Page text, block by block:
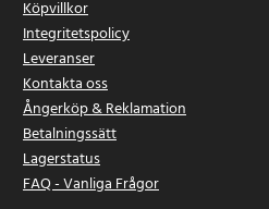
Köpvillkor
Integritetspolicy
Leveranser
Kontakta oss
Ångerköp & Reklamation
Betalningssätt
Lagerstatus
FAQ - Vanliga Frågor